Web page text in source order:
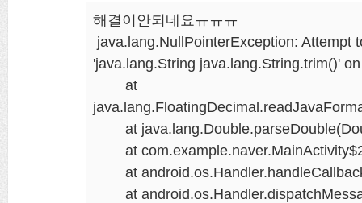
해결이안되네요ㅠㅠㅠ
java.lang.NullPointerException: Attempt
'java.lang.String java.lang.String.trim()'
at
at
at
at
at